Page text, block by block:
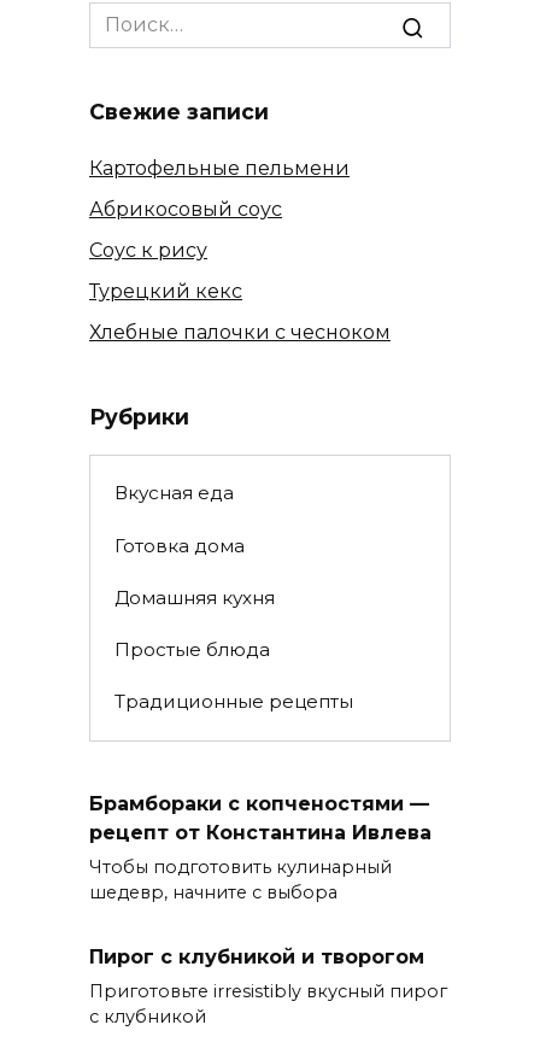
Search
for:
Свежие записи
Картофельные пельмени
Абрикосовый соус
Соус к рису
Турецкий кекс
Хлебные палочки с чесноком
Рубрики
Вкусная еда
Готовка дома
Домашняя кухня
Простые блюда
Традиционные рецепты
Брамбораки с копченостями —
рецепт от Константина Ивлева
Чтобы подготовить кулинарный
шедевр, начните с выбора
Пирог с клубникой и творогом
Приготовьте irresistibly вкусный пирог
с клубникой